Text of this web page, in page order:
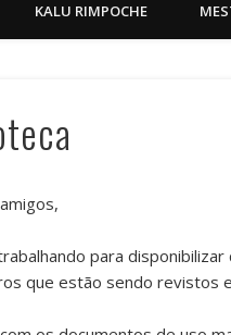
KALU RIMPOCHE
para
que estão sendo revistos